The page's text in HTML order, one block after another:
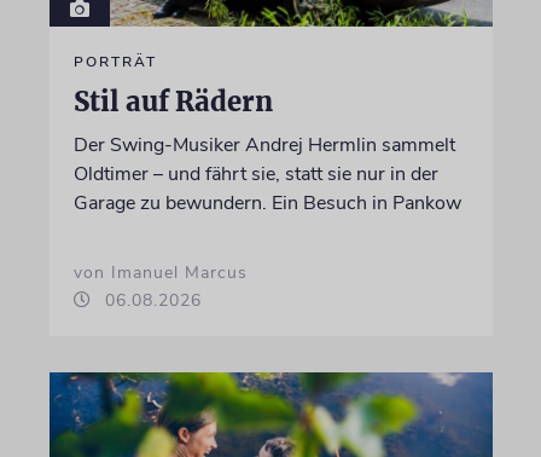
PORTRÄT
Stil auf Rädern
Der Swing-Musiker Andrej Hermlin sammelt
Oldtimer – und fährt sie, statt sie nur in der
Garage zu bewundern. Ein Besuch in Pankow
von Imanuel Marcus
06.08.2026